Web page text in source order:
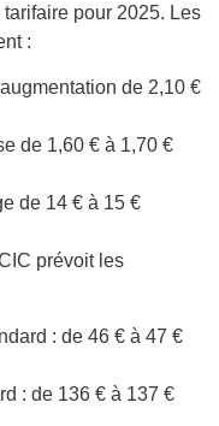
pour 2025. Les
:
de 2,10 €
de 1,60 € à 1,70 €
de 14 € à 15 €
prévoit les
: de 46 € à 47 €
: de 136 € à 137 €